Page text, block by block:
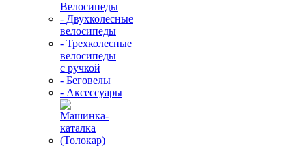
Велосипеды
- Двухколесные
велосипеды
- Трехколесные
велосипеды
с ручкой
- Беговелы
- Аксессуары